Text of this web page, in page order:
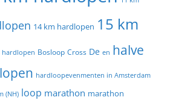
14 km hardlopen 15 km
hardlopen Bosloop Cross De en halve
hardloopevenmenten in Amsterdam
(NH) loop marathon marathon